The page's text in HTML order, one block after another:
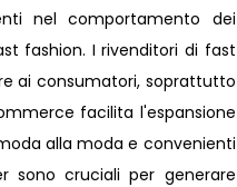
nel comportamento dei
fashion. I rivenditori di fast
ai consumatori, soprattutto
facilita l'espansione
alla moda e convenienti
cruciali per generare